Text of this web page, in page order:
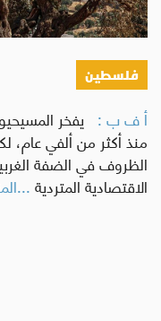
فلسطين
أ ف ب : يفخر
منذ أكثر من ألفي
الظروف في الضفة
الاقتصادية المتردية